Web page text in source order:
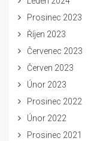
Prosinec 2023
Říjen 2023
Červenec 2023
Červen 2023
Únor 2023
Prosinec 2022
Únor 2022
Prosinec 2021